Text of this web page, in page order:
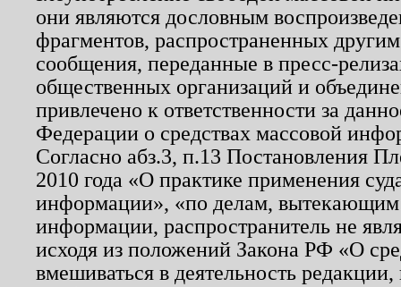
они являются дословным
фрагментов, распространенных
сообщения, переданные в пресс-
общественных организаций и
привлечено к ответственности за
Федерации о средствах массовой
Согласно абз.3, п.13 Постановления
2010 года «О практике применения
информации», «по делам, вытекающим
информации, распространитель не
исходя из положений Закона РФ «О
вмешиваться в деятельность